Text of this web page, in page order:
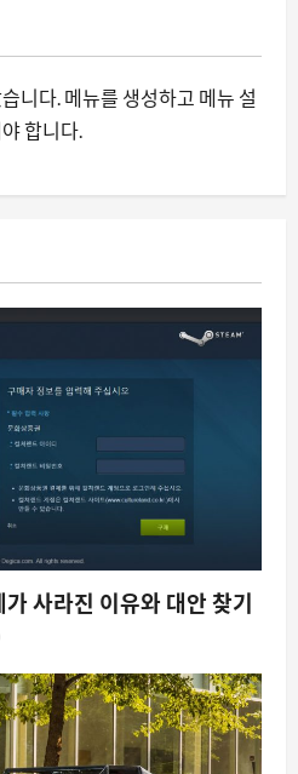
서 게임을 사자마자 28 분 플레이
의 업적, 이런 일이 가능한 이유
한계를 넘은 소듐 이온 배터리, 중
니다. 메뉴를 생성하고 메뉴 설
합니다.
사라진 이유와 대안 찾기